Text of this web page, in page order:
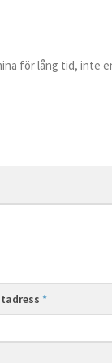
för lång tid, inte
*